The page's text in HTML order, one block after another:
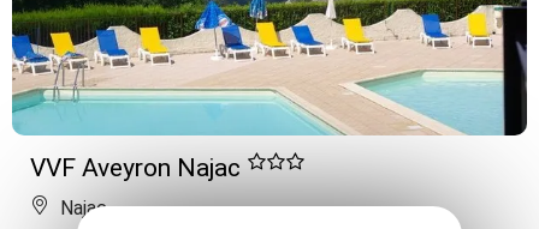
VVF Aveyron Najac
Najac